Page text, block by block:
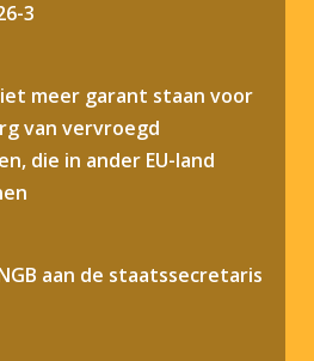
3
meer garant staan voor
van vervroegd
die in ander EU-land
aan de staatssecretaris